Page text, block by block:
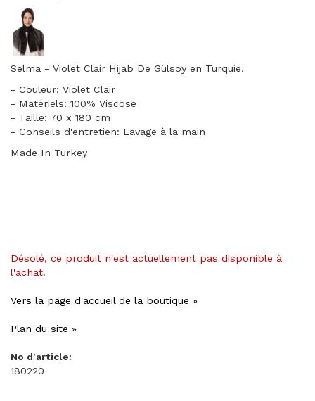
Selma - Violet Clair Hijab De Gülsoy en Turquie.
- Couleur: Violet Clair
- Matériels: 100% Viscose
- Taille: 70 x 180 cm
- Conseils d'entretien: Lavage à la main
Made In Turkey
Désolé, ce produit n'est actuellement pas disponible à
l'achat.
Vers la page d'accueil de la boutique »
Plan du site »
No d'article:
180220